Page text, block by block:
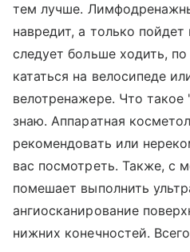
тем лучше.
навредит, а только
следует больше ходить,
кататься на велосипеде
велотренажере. Что
знаю. Аппаратная
рекомендовать или
вас посмотреть. Также, с
помешает выполнить
ангиосканирование
нижних конечностей.